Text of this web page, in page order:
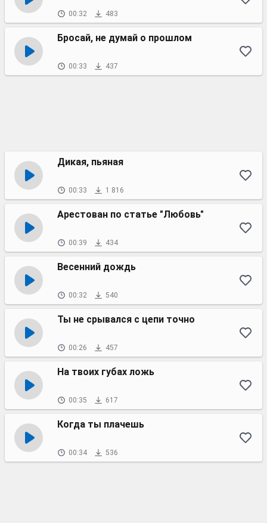
00:32 483
Бросай, не думай о прошлом
00:33 437
Дикая, пьяная
00:33 1 816
Арестован по статье "Любовь"
00:39 434
Весенний дождь
00:32 540
Ты не срывался с цепи точно
00:26 457
На твоих губах ложь
00:35 617
Когда ты плачешь
00:34 536